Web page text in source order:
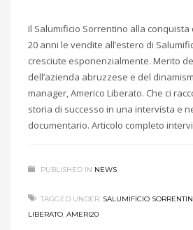
Il Salumificio Sorrentino alla conquista
20 anni le vendite all’estero di
cresciute esponenzialmente. Merito
dell’azienda abruzzese e del
manager, Americo Liberato. Che ci
storia di successo in una intervista e
documentario. Articolo completo
PUBLISHED IN NEWS
TAGGED UNDER: SALUMIFICIO
LIBERATO, AMERI20